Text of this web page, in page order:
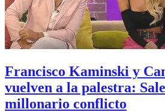
Francisco Kaminski y
vuelven a la palestra:
millonario conflicto